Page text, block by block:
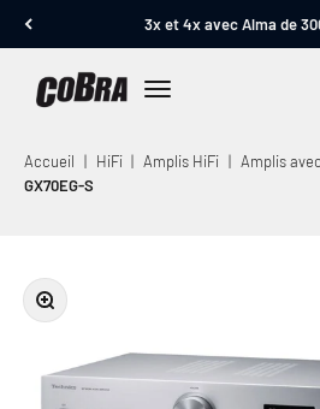
Un conseil ? Un devis ?
Cobra.fr
Accueil | HiFi | Amplis HiFi | Amplis
GX70EG-S
Zoomer sur l'image